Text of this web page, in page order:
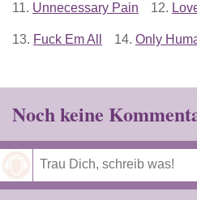
11. Unnecessary Pain 12.
13. Fuck Em All 14. Only
Noch keine